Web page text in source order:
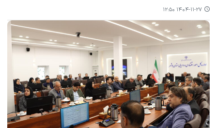
۱۴۰۴-۱۱-۲۷ ۱۲:۵۰